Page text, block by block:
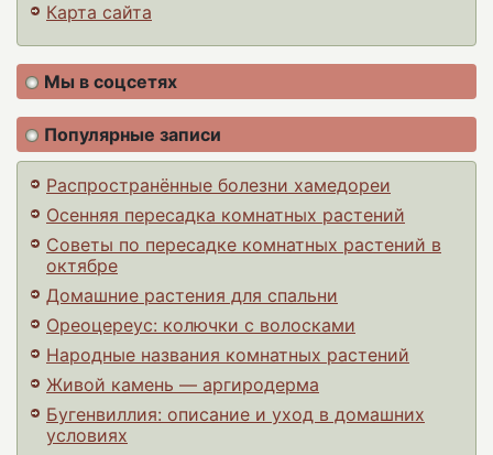
Карта сайта
Мы в соцсетях
Популярные записи
Распространённые болезни хамедореи
Осенняя пересадка комнатных растений
Советы по пересадке комнатных растений в
октябре
Домашние растения для спальни
Ореоцереус: колючки с волосками
Народные названия комнатных растений
Живой камень — аргиродерма
Бугенвиллия: описание и уход в домашних
условиях